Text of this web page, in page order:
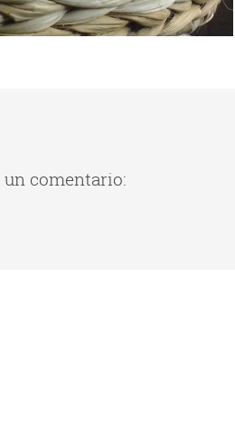
un comentario: